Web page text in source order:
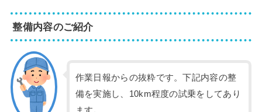
整備内容のご紹介
作業日報からの抜粋です。下記内容の整
備を実施し、10km程度の試乗をしてあり
ます。